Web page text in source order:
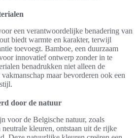
een verantwoordelijke benadering van
biedt warmte en karakter, terwijl
toevoegt. Bamboe, een duurzaam
innovatief ontwerp zonder in te
benadrukken niet alleen de
maar bevorderen ook een
door de natuur
voor de Belgische natuur, zoals
kleuren, ontstaan uit de rijke